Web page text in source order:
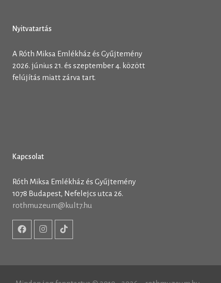
Nyitvatartás
A Róth Miksa Emlékház és Gyűjtemény
2026. június 21. és szeptember 4. között
felújítás miatt zárva tart.
Kapcsolat
Róth Miksa Emlékház és Gyűjtemény
1078 Budapest, Nefelejcs utca 26.
rothmuzeum@kult7.hu